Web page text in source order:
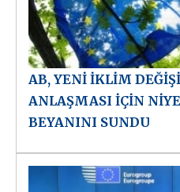
AB, YENİ İKLİM
ANLAŞMASI İÇİN
BEYANINI SUNDU